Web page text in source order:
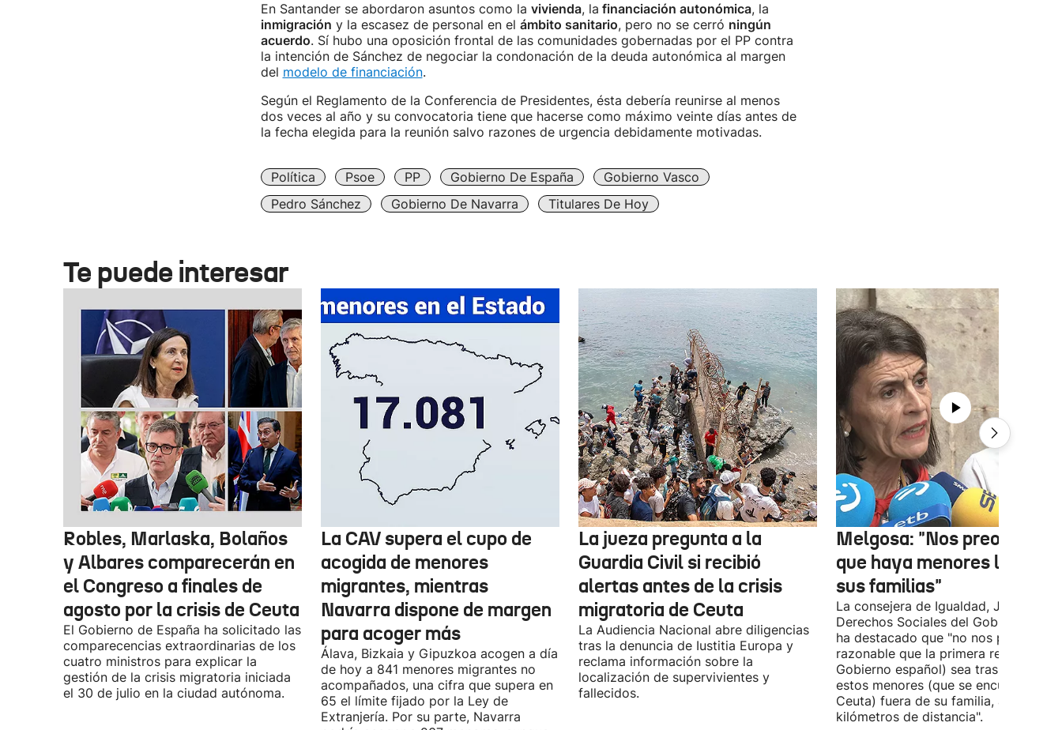
En Santander se abordaron asuntos como la vivienda, la financiación autonómica, la
inmigración y la escasez de personal en el ámbito sanitario, pero no se cerró ningún
acuerdo. Sí hubo una oposición frontal de las comunidades gobernadas por el PP contra
la intención de Sánchez de negociar la condonación de la deuda autonómica al margen
del modelo de financiación.
Según el Reglamento de la Conferencia de Presidentes, ésta debería reunirse al menos
dos veces al año y su convocatoria tiene que hacerse como máximo veinte días antes de
la fecha elegida para la reunión salvo razones de urgencia debidamente motivadas.
Política Psoe PP Gobierno De España
Gobierno Vasco
Pedro Sánchez
Gobierno De Navarra Titulares De Hoy
Te puede interesar
Robles, Marlaska, Bolaños
y Albares comparecerán en
el Congreso a finales de
agosto por la crisis de Ceuta
El Gobierno de España ha solicitado las
comparecencias extraordinarias de los
cuatro ministros para explicar la
gestión de la crisis migratoria iniciada
el 30 de julio en la ciudad autónoma.
La CAV supera el cupo de
acogida de menores
migrantes, mientras
Navarra dispone de margen
para acoger más
Álava, Bizkaia y Gipuzkoa acogen a día
de hoy a 841 menores migrantes no
acompañados, una cifra que supera en
65 el límite fijado por la Ley de
Extranjería. Por su parte, Navarra
La jueza pregunta a la
Guardia Civil si recibió
alertas antes de la crisis
migratoria de Ceuta
La Audiencia Nacional abre diligencias
tras la denuncia de Iustitia Europa y
reclama información sobre la
localización de supervivientes y
fallecidos.
Melgosa: "Nos preocupa
que haya menores lejos de
sus familias"
La consejera de Igualdad, Justicia y
Derechos Sociales del Gobierno
ha destacado que "no nos parece
razonable que la primera respuesta
Gobierno español) sea trasladar a
estos menores (que se encuentran en
Ceuta) fuera de su familia, a miles de
kilómetros de distancia".